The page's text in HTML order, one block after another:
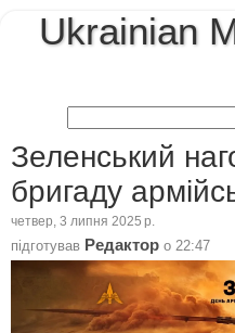
Ukrainian
Зеленський
бригаду
четвер, 3 липня 2025 р.
підготував Редактор о 22:47